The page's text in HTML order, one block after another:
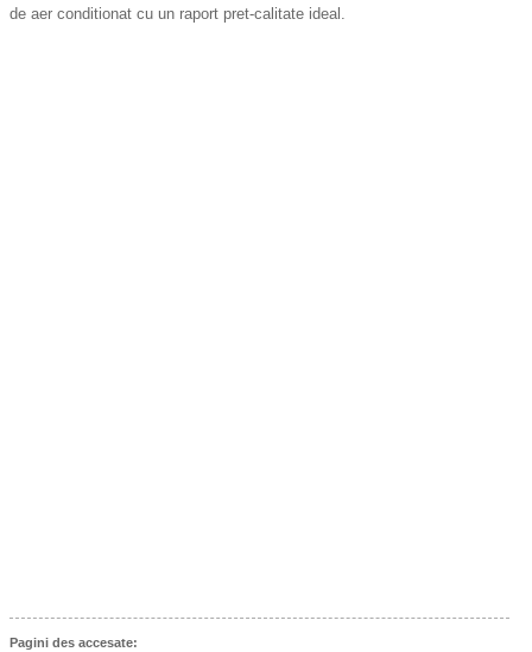
de aer conditionat cu un raport pret-calitate ideal.
Pagini des accesate: